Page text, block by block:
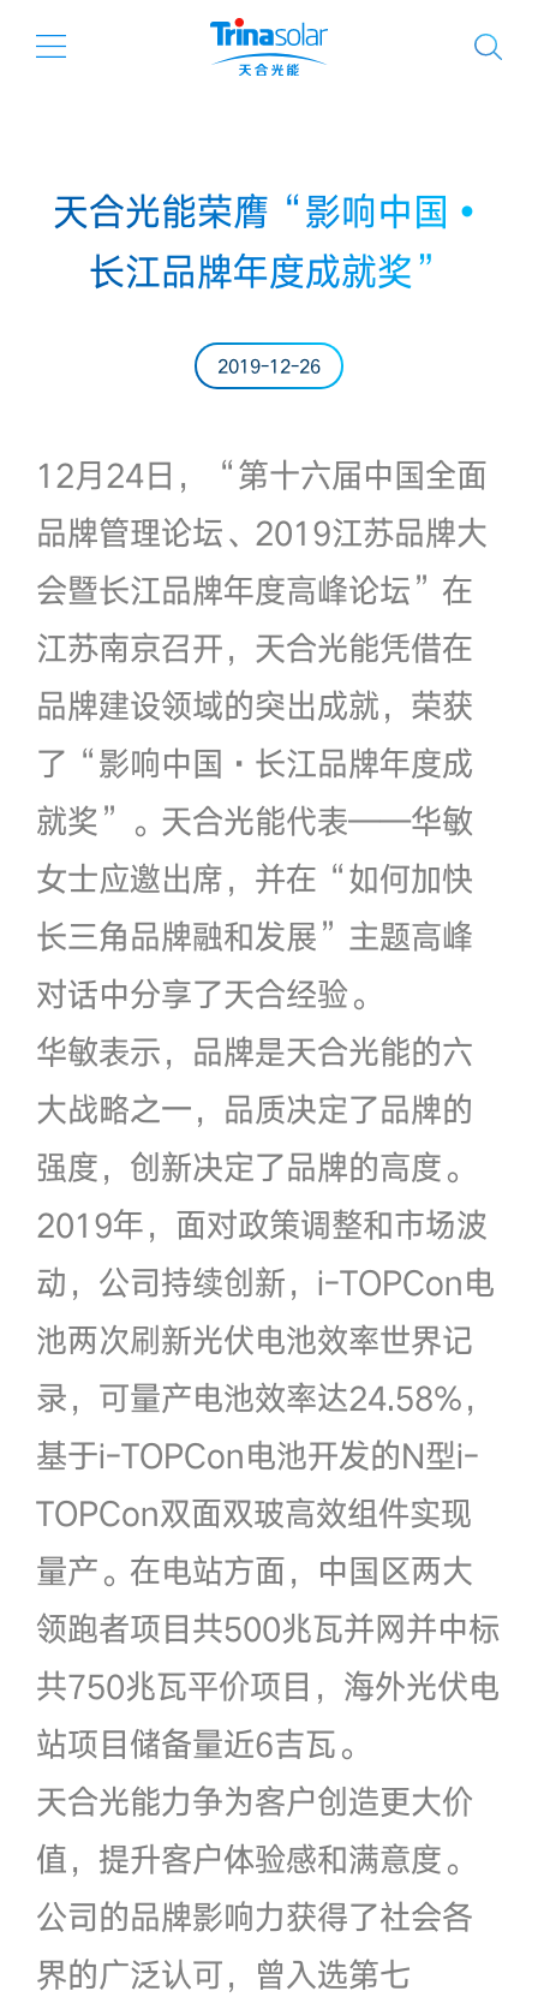
天合光能荣膺“影响中国•
长江品牌年度成就奖”
2019-12-26
12月24日，“第十六届中国全面
品牌管理论坛、2019江苏品牌大
会暨长江品牌年度高峰论坛”在
江苏南京召开，天合光能凭借在
品牌建设领域的突出成就，荣获
了“影响中国·长江品牌年度成
就奖”。天合光能代表——华敏
女士应邀出席，并在“如何加快
长三角品牌融和发展”主题高峰
对话中分享了天合经验。
华敏表示，品牌是天合光能的六
大战略之一，品质决定了品牌的
强度，创新决定了品牌的高度。
2019年，面对政策调整和市场波
动，公司持续创新，i-TOPCon电
池两次刷新光伏电池效率世界记
录，可量产电池效率达24.58%，
基于i-TOPCon电池开发的N型i-
TOPCon双面双玻高效组件实现
量产。在电站方面，中国区两大
领跑者项目共500兆瓦并网并中标
共750兆瓦平价项目，海外光伏电
站项目储备量近6吉瓦。
天合光能力争为客户创造更大价
值，提升客户体验感和满意度。
公司的品牌影响力获得了社会各
界的广泛认可，曾入选第七